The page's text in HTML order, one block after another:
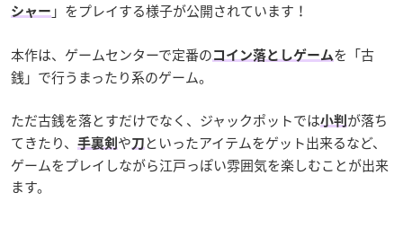
シャー 」をプレイする様子が公開されています！
本作は、ゲームセンターで定番の コイン落としゲームを「古
銭」で行うまったり系のゲーム。
ただ古銭を落とすだけでなく、ジャックポットでは小判 が落ち
てきたり、
手裏剣 や刀 といったアイテムをゲット出来るなど、
ゲームをプレイしながら江戸っぽい雰囲気を楽しむことが出来
ます。